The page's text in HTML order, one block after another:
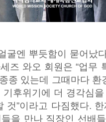
굴엔 뿌듯함이 묻어났
즈 와오 회원은 “업무
종 있는데 그때마다 환
기후위기에 더 경각심
것”이라고 다짐했다.
을 만나 직장인 선배